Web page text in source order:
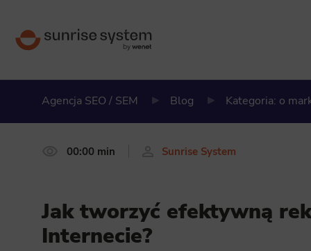
Agencja SEO / SEM Blog Kategoria: o
00:00 min Sunrise System
Jak tworzyć efektywną
Internecie?